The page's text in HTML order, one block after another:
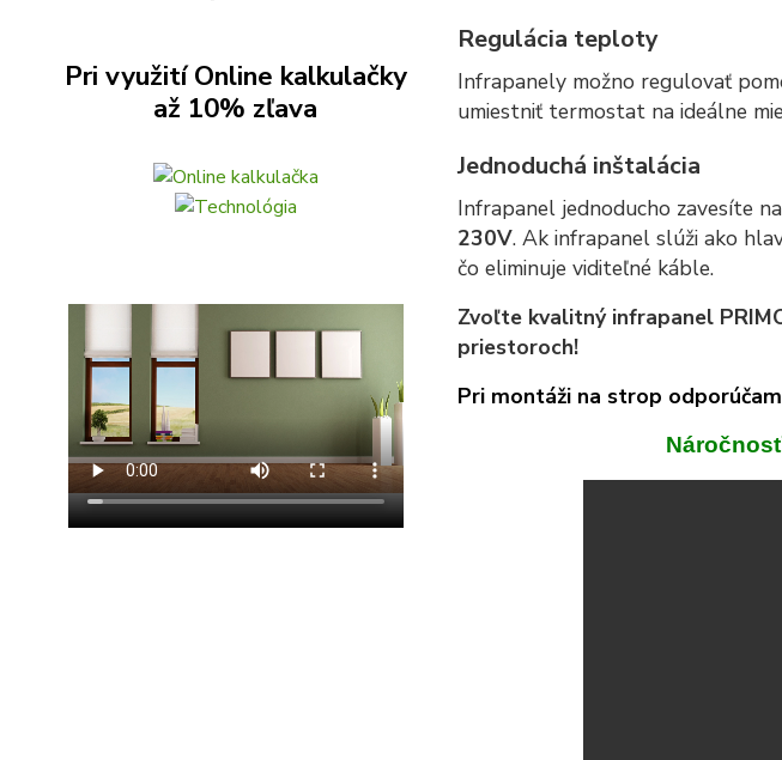
Pri využití Online kalkulačky
až 10% zľava
Regulácia teploty
Infrapanely možno regulovať
umiestniť termostat na ideálne
Jednoduchá inštalácia
Infrapanel jednoducho zavesíte
230V. Ak infrapanel slúži ako
čo eliminuje viditeľné káble.
Zvoľte kvalitný infrapanel
priestoroch!
Pri montáži na strop